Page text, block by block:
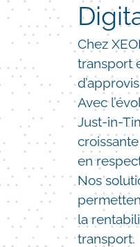
Chez
transport
Avec
Just-in-
en
Nos
la
transport.